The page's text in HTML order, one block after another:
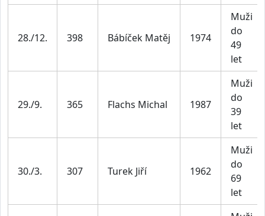
28./12. 398 Bábíček Matěj 1974
Muži
do
49
let
29./9. 365 Flachs Michal 1987
Muži
do
39
let
30./3. 307 Turek Jiří 1962
Muži
do
69
let